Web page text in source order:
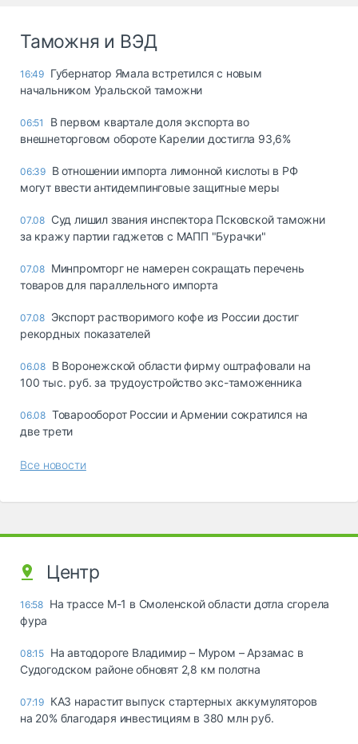
Таможня и ВЭД
16:49 Губернатор Ямала встретился с новым
начальником Уральской таможни
06:51
В первом квартале доля экспорта во
внешнеторговом обороте Карелии достигла 93,6%
06:39 В отношении импорта лимонной кислоты в РФ
могут ввести антидемпинговые защитные меры
07.08 Суд лишил звания инспектора Псковской таможни
за кражу партии гаджетов с МАПП "Бурачки"
07.08 Минпромторг не намерен сокращать перечень
товаров для параллельного импорта
07.08 Экспорт растворимого кофе из России достиг
рекордных показателей
06.08 В Воронежской области фирму оштрафовали на
100 тыс. руб. за трудоустройство экс-таможенника
06.08 Товарооборот России и Армении сократился на
две трети
Все новости
Центр
16:58 На трассе М-1 в Смоленской области дотла сгорела
фура
08:15 На автодороге Владимир – Муром – Арзамас в
Судогодском районе обновят 2,8 км полотна
07:19 КАЗ нарастит выпуск стартерных аккумуляторов
на 20% благодаря инвестициям в 380 млн руб.